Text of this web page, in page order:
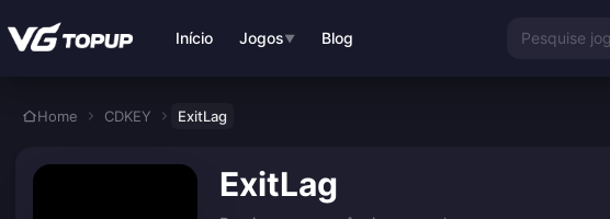
Início Jogos▼ Blog Pesquise
Home CDKEY ExitLag
ExitLag